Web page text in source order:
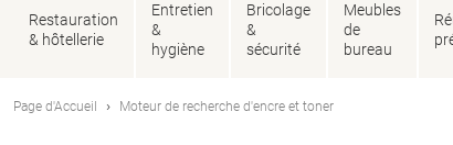
Restauration
& hôtellerie
Entretien
&
hygiène
Bricolage
&
sécurité
Meubles
de
bureau
Page d'Accueil Moteur de recherche d'encre et toner